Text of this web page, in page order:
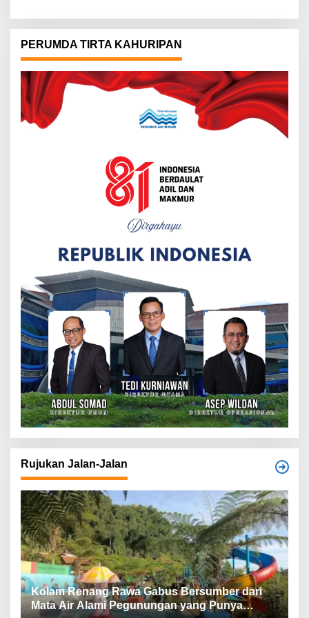
PERUMDA TIRTA KAHURIPAN
Rujukan Jalan-Jalan
Kolam Renang Rawa Gabus Bersumber dari
Mata Air Alami Pegunungan yang Punya